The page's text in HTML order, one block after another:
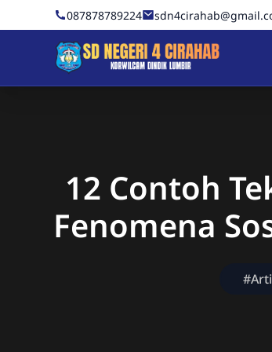
Skip to Content087878789224
Sekolah Dasar
12 Contoh
Fenomena